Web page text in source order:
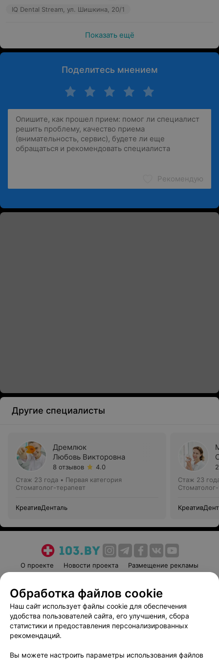
IQ Dental Stream, ул. Шишкина, 20/1
Показать ещё
Поделитесь мнением
Рекомендую
Другие специалисты
Дремлюк
Любовь Викторовна
8 отзывов
4.0
Стаж 23 года • Первая категория
Стоматолог-терапевт
КреативДенталь
Стаж 23
О проекте Новости проекта
Размещение рекламы
Пользовательское соглашение
Способы оплаты
Вакансии
Партнеры
Написать руководителю 103.by
Обработка файлов cookie
Наш сайт использует файлы cookie для обеспечения
удобства пользователей сайта, его улучшения, сбора
статистики и предоставления персонализированных
рекомендаций.
Вы можете настроить параметры использования файлов